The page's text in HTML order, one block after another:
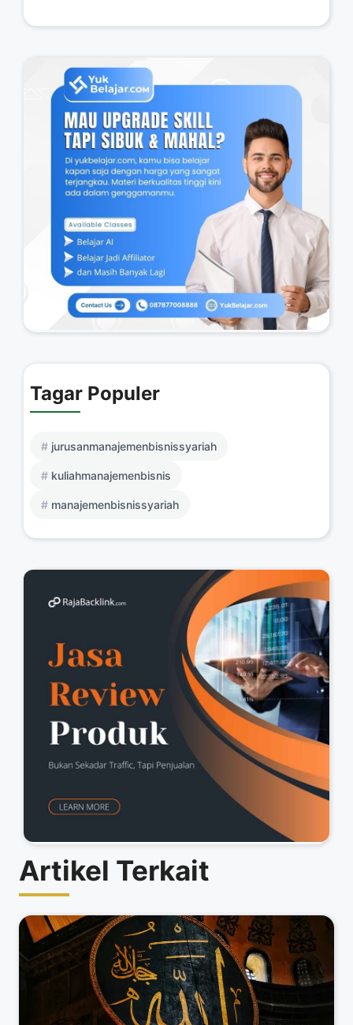
Tagar Populer
jurusanmanajemenbisnissyariah
kuliahmanajemenbisnis
manajemenbisnissyariah
Artikel Terkait